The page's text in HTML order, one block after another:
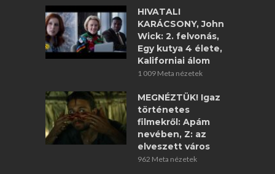
HIVATALI
KARÁCSONY, John
Wick: 2. felvonás,
Egy kutya 4 élete,
Kaliforniai álom
1 009 Meta nézetek
MEGNÉZTÜK! Igaz
történetes
filmekről: Apám
nevében, Z: az
elveszett város
962 Meta nézetek